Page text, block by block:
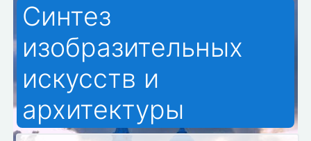
Синтез
изобразительных
искусств и
архитектуры